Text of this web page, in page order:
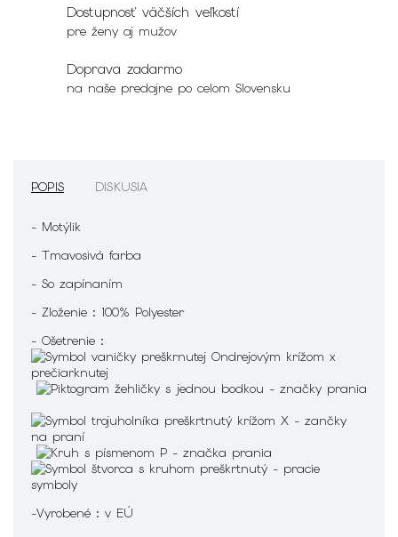
Dostupnosť väčších veľkostí
pre ženy aj mužov
Doprava zadarmo
na naše predajne po celom Slovensku
POPIS DISKUSIA
- Motýlik
- Tmavosivá farba
- So zapínaním
- Zloženie : 100% Polyester
- Ošetrenie :
-Vyrobené : v EÚ